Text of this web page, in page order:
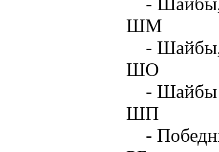
ШМ
- Шайбы,
ШО
- Шайбы
ШП
-